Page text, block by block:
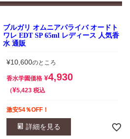
ブルガリ オムニアパライバ オードト
ワレ EDT SP 65ml レディース 人気香
水 通販
¥10,600のところ
香水学園価格 ¥4,930
¥5,423 税込
激安54％OFF！
詳細を見る